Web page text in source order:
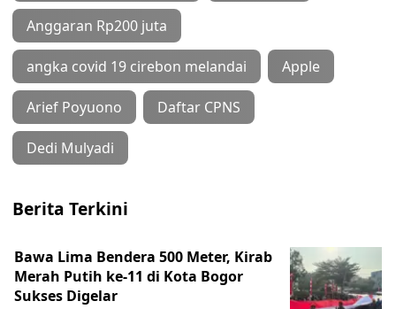
Anggaran Rp200 juta
angka covid 19 cirebon melandai Apple
Arief Poyuono Daftar CPNS
Dedi Mulyadi
Berita Terkini
Bawa Lima Bendera 500 Meter, Kirab
Merah Putih ke-11 di Kota Bogor
Sukses Digelar